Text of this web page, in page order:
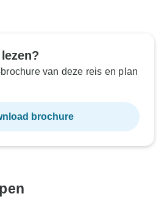
van deze reis en plan
brochure